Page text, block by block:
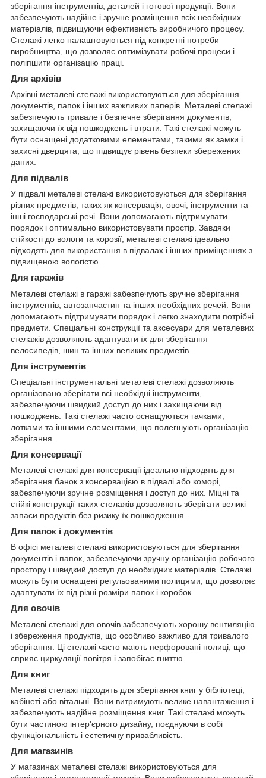
зберігання інструментів, деталей і готової продукції. Вони
забезпечують надійне і зручне розміщення всіх необхідних
матеріалів, підвищуючи ефективність виробничого процесу.
Стелажі легко налаштовуються під конкретні потреби
виробництва, що дозволяє оптимізувати робочі процеси і
поліпшити організацію праці.
Для архівів
Архівні металеві стелажі використовуються для зберігання
документів, папок і інших важливих паперів. Металеві стелажі
забезпечують тривале і безпечне зберігання документів,
захищаючи їх від пошкоджень і втрати. Такі стелажі можуть
бути оснащені додатковими елементами, такими як замки і
захисні дверцята, що підвищує рівень безпеки збережених
даних.
Для підвалів
У підвалі металеві стелажі використовуються для зберігання
різних предметів, таких як консервація, овочі, інструменти та
інші господарські речі. Вони допомагають підтримувати
порядок і оптимально використовувати простір. Завдяки
стійкості до вологи та корозії, металеві стелажі ідеально
підходять для використання в підвалах і інших приміщеннях з
підвищеною вологістю.
Для гаражів
Металеві стелажі в гаражі забезпечують зручне зберігання
інструментів, автозапчастин та інших необхідних речей. Вони
допомагають підтримувати порядок і легко знаходити потрібні
предмети. Спеціальні конструкції та аксесуари для металевих
стелажів дозволяють адаптувати їх для зберігання
велосипедів, шин та інших великих предметів.
Для інструментів
Спеціальні інструментальні металеві стелажі дозволяють
організовано зберігати всі необхідні інструменти,
забезпечуючи швидкий доступ до них і захищаючи від
пошкоджень. Такі стелажі часто оснащуються гачками,
лотками та іншими елементами, що полегшують організацію
зберігання.
Для консервації
Металеві стелажі для консервації ідеально підходять для
зберігання банок з консервацією в підвалі або коморі,
забезпечуючи зручне розміщення і доступ до них. Міцні та
стійкі конструкції таких стелажів дозволяють зберігати великі
запаси продуктів без ризику їх пошкодження.
Для папок і документів
В офісі металеві стелажі використовуються для зберігання
документів і папок, забезпечуючи зручну організацію робочого
простору і швидкий доступ до необхідних матеріалів. Стелажі
можуть бути оснащені регульованими полицями, що дозволяє
адаптувати їх під різні розміри папок і коробок.
Для овочів
Металеві стелажі для овочів забезпечують хорошу вентиляцію
і збереження продуктів, що особливо важливо для тривалого
зберігання. Ці стелажі часто мають перфоровані полиці, що
сприяє циркуляції повітря і запобігає гниттю.
Для книг
Металеві стелажі підходять для зберігання книг у бібліотеці,
кабінеті або вітальні. Вони витримують велике навантаження і
забезпечують надійне розміщення книг. Такі стелажі можуть
бути частиною інтер'єрного дизайну, поєднуючи в собі
функціональність і естетичну привабливість.
Для магазинів
У магазинах металеві стелажі використовуються для